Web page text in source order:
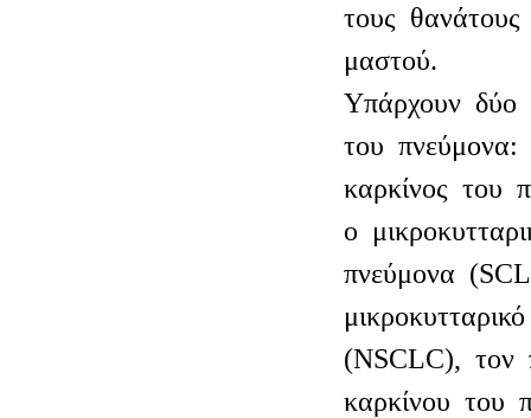
τους
μαστού.
Υπάρχουν δύο
του πνεύμονα:
καρκίνος του
ο
πνεύμονα
(NSCLC), τον
καρκίνου του